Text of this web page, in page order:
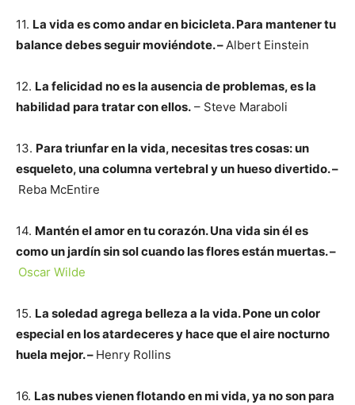
11. La vida es como andar en bicicleta. Para mantener tu
balance debes seguir moviéndote. –Albert Einstein
12. La felicidad no es la ausencia de problemas, es la
habilidad para tratar con ellos. – Steve Maraboli
13. Para triunfar en la vida, necesitas tres cosas: un
esqueleto, una columna vertebral y un hueso divertido. –
Reba McEntire
14. Mantén el amor en tu corazón. Una vida sin él es
como un jardín sin sol cuando las flores están muertas. –
Oscar Wilde
15. La soledad agrega belleza a la vida. Pone un color
especial en los atardeceres y hace que el aire nocturno
huela mejor. – Henry Rollins
16. Las nubes vienen flotando en mi vida, ya no son para